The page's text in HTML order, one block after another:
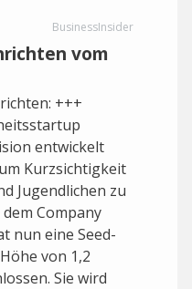
BusinessInsider
vom
+++
entwickelt
Kurzsichtigkeit
Jugendlichen zu
Company
nun eine Seed-
von 1,2
Sie wird